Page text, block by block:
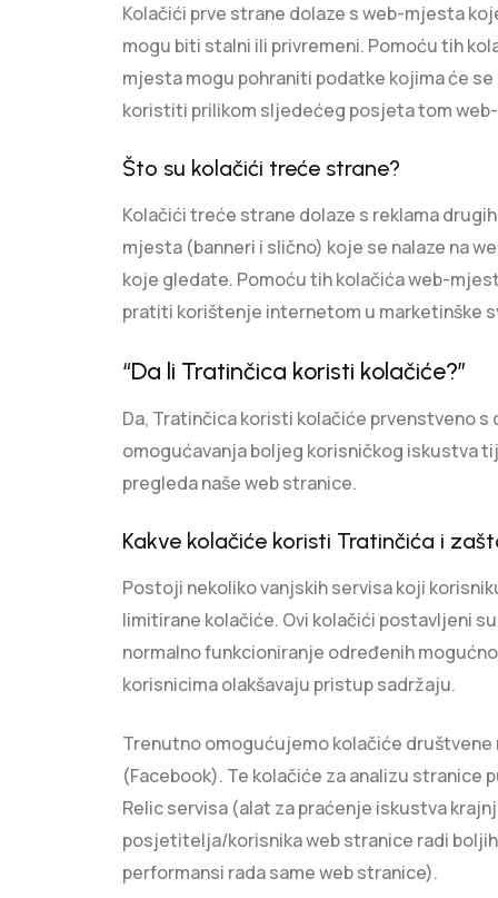
Kolačići prve strane dolaze s web-mjesta
mogu biti stalni ili privremeni. Pomoću tih
mjesta mogu pohraniti podatke kojima će se
koristiti prilikom sljedećeg posjeta tom
Što su kolačići treće strane?
Kolačići treće strane dolaze s reklama
mjesta (banneri i slično) koje se nalaze na
koje gledate. Pomoću tih kolačića web-
pratiti korištenje internetom u marketinške
“Da li Tratinčica koristi kolačiće?”
Da, Tratinčica koristi kolačiće prvenstveno s
omogućavanja boljeg korisničkog iskustva
pregleda naše web stranice.
Kakve kolačiće koristi Tratinčića i
Postoji nekoliko vanjskih servisa koji
limitirane kolačiće. Ovi kolačići postavljeni
normalno funkcioniranje određenih
korisnicima olakšavaju pristup sadržaju.
Trenutno omogućujemo kolačiće društvene
(Facebook). Te kolačiće za analizu stranice
Relic servisa (alat za praćenje iskustva
posjetitelja/korisnika web stranice radi boljih
performansi rada same web stranice).